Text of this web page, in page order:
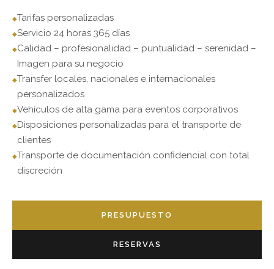
Tarifas personalizadas
Servicio 24 horas 365 días
Calidad – profesionalidad – puntualidad – serenidad –
Imagen para su negocio
Transfer locales, nacionales e internacionales
personalizados
Vehículos de alta gama para eventos corporativos
Disposiciones personalizadas para el transporte de
clientes
Transporte de documentación confidencial con total
discreción
PRESUPUESTO
RESERVAS